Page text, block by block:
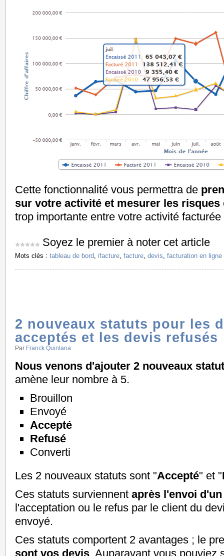
Cette fonctionnalité vous permettra de
sur votre activité et mesurer les risques
trop importante entre votre activité
Soyez le premier à noter cet article
Mots clés : tableau de bord, ifacture, facture, devis, facturation en ligne
2 nouveaux statuts pour les
acceptés et les devis refusés
Par Franck Quintana
Nous venons d'ajouter 2 nouveaux
amène leur nombre à 5.
Brouillon
Envoyé
Accepté
Refusé
Converti
Les 2 nouveaux statuts sont "Accepté" et "
Ces statuts surviennent après l'envoi
l'acceptation ou le refus par le client du
envoyé.
Ces statuts comportent 2 avantages ; le
sont vos devis . Auparavant vous pouviez